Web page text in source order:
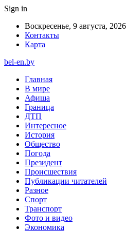
Sign in
Воскресенье, 9 августа, 2026
Контакты
Карта
bel-en.by
Главная
В мире
Афиша
Граница
ДТП
Интересное
История
Общество
Погода
Президент
Происшествия
Публикации читателей
Разное
Спорт
Транспорт
Фото и видео
Экономика